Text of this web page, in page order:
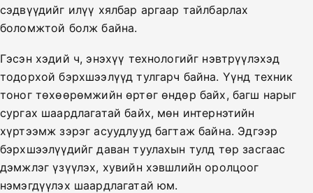
сэдвүүдийг илүү хялбар аргаар тайлбарлах
боломжтой болж байна.
Гэсэн хэдий ч, энэхүү технологийг нэвтрүүлэхэд
тодорхой бэрхшээлүүд тулгарч байна. Үүнд техник
тоног төхөөрөмжийн өртөг өндөр байх, багш нарыг
сургах шаардлагатай байх, мөн интернэтийн
хүртээмж зэрэг асуудлууд багтаж байна. Эдгээр
бэрхшээлүүдийг даван туулахын тулд төр засгаас
дэмжлэг үзүүлэх, хувийн хэвшлийн оролцоог
нэмэгдүүлэх шаардлагатай юм.